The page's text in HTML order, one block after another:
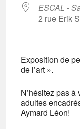
ESCAL -
2 rue Erik
Exposition de
de l’art ».
N’hésitez pas
adultes
Aymard Léon!